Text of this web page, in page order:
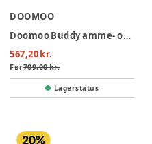
DOOMOO
Doomoo Buddy amme- og graviditetspude – Cloudy Kak
567,20 kr.
Før709,00 kr.
Lagerstatus